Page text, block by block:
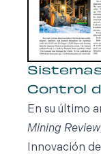
Control
En su último
Mining Review
Innovación